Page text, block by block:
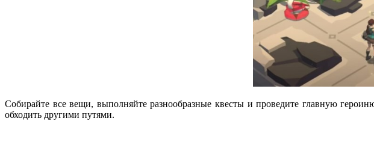
Собирайте все вещи, выполняйте разнообразные квесты и проведите главную
обходить другими путями.